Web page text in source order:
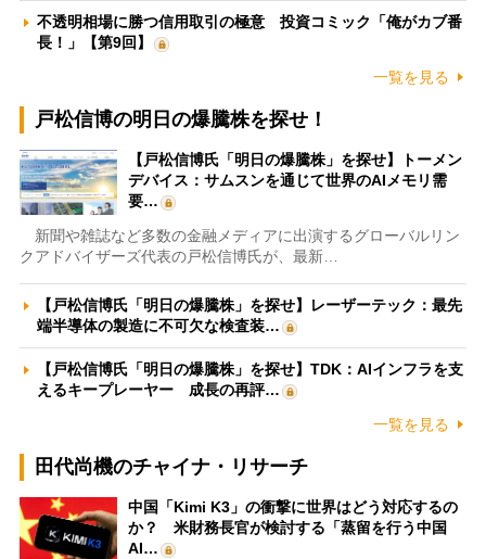
不透明相場に勝つ信用取引の極意 投資コミック「俺がカブ番
長！」【第9回】
一覧を見る
戸松信博の明日の爆騰株を探せ！
【戸松信博氏「明日の爆騰株」を探せ】トーメン
デバイス：サムスンを通じて世界のAIメモリ需
要…
新聞や雑誌など多数の金融メディアに出演するグローバルリン
クアドバイザーズ代表の戸松信博氏が、最新…
【戸松信博氏「明日の爆騰株」を探せ】レーザーテック：最先
端半導体の製造に不可欠な検査装…
【戸松信博氏「明日の爆騰株」を探せ】TDK：AIインフラを支
えるキープレーヤー 成長の再評…
一覧を見る
田代尚機のチャイナ・リサーチ
中国「Kimi K3」の衝撃に世界はどう対応するの
か？ 米財務長官が検討する「蒸留を行う中国
AI…